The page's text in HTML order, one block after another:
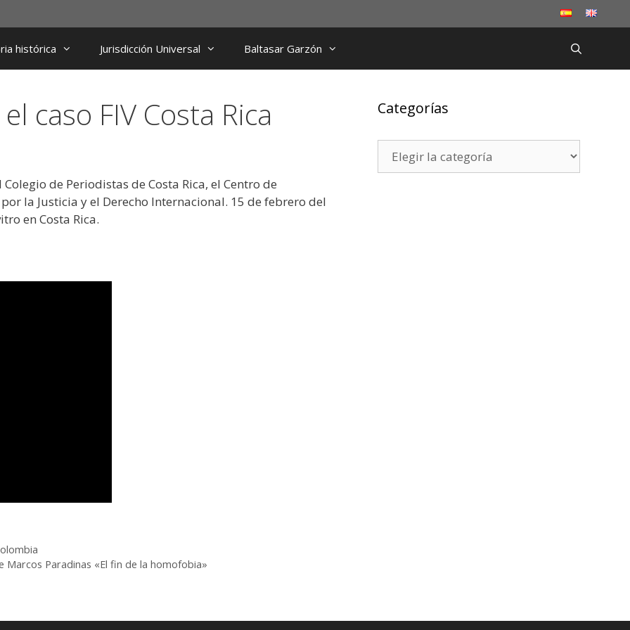
histórica Jurisdicción Universal Baltasar Garzón
caso FIV Costa Rica
de Periodistas de Costa Rica, el Centro de
la Justicia y el Derecho Internacional. 15 de febrero del
en Costa Rica.
Marcos Paradinas «El fin de la homofobia»
Categorías